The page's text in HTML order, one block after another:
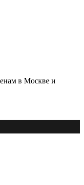
в Москве и